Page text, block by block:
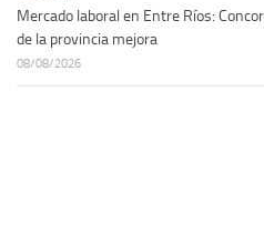
Mercado laboral en Entre Ríos:
de la provincia mejora
08/08/2026